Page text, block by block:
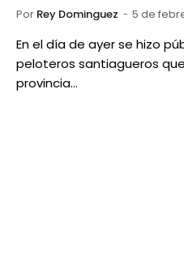
Por Rey Dominguez 5 de
En el día de ayer se hizo
peloteros santiagueros
provincia…